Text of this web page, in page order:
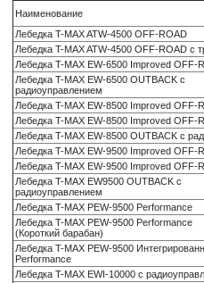
Наименование
Лебедка T-MAX ATW-4500 OFF-ROAD
Лебедка T-MAX ATW-4500 OFF-ROAD с
Лебедка T-MAX EW-6500 Improved OFF-
Лебедка T-MAX EW-6500 OUTBACK с
радиоуправлением
Лебедка T-MAX EW-8500 Improved OFF-
Лебедка T-MAX EW-8500 Improved OFF-
Лебедка T-MAX EW-8500 OUTBACK с
Лебедка T-MAX EW-9500 Improved OFF-
Лебедка T-MAX EW-9500 Improved OFF-
Лебедка T-MAX EW9500 OUTBACK с
радиоуправлением
Лебедка T-MAX PEW-9500 Performance
Лебедка T-MAX PEW-9500 Performance
(Короткий барабан)
Лебедка T-MAX PEW-9500
Performance
Лебедка T-MAX EWI-10000 с